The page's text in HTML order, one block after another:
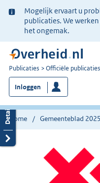
Ter
informatie:
Mogelijk ervaart u
publicaties. We
het ongemak.
U
bent
nu
hier:
Publicaties Officiële publicaties
Inloggen
Home Gemeenteblad